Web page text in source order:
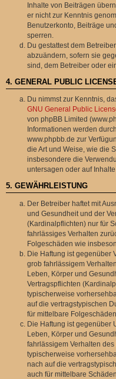
Inhalte von Beiträgen
er nicht zur Kenntnis
Benutzerkonto, Beiträge
sperren.
Du gestattest dem
abzuändern, sofern sie
sind, dem Betreiber oder
4. GENERAL PUBLIC
Du nimmst zur Kenntnis,
GNU General Public
von phpBB Limited
Informationen werden
www.phpbb.de zur
die Art und Weise, wie die
insbesondere die
untersagen oder auf
5. GEWÄHRLEISTUNG
Der Betreiber haftet mit
und Gesundheit und der
(Kardinalpflichten) nur für
fahrlässiges Verhalten
Folgeschäden wie
Die Haftung ist gegenüber
grob fahrlässigem
Leben, Körper und
Vertragspflichten
typischerweise
auf die vertragstypischen
für mittelbare
Die Haftung ist gegenüber
Leben, Körper und
fahrlässigem Verhalten
typischerweise
nach auf die
auch für mittelbare